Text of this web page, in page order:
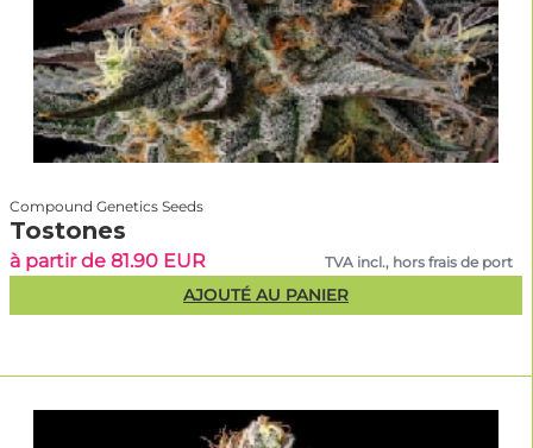
Compound Genetics Seeds
Tostones
à partir de 81.90 EUR TVA incl., hors frais de port
AJOUTÉ AU PANIER